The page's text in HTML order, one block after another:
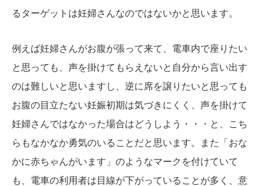
るターゲットは妊婦さんなのではないかと思います。
例えば妊婦さんがお腹が張って来て、電車内で座りたい
と思っても、声を掛けてもらえないと自分から言い出す
のは難しいと思いますし、逆に席を譲りたいと思っても
お腹の目立たない妊娠初期は気づきにくく、声を掛けて
妊婦さんではなかった場合はどうしよう・・・と、こち
らもなかなか勇気のいることだと思います。また「おな
かに赤ちゃんがいます」のようなマークを付けていて
も、電車の利用者は目線が下がっていることが多く、意